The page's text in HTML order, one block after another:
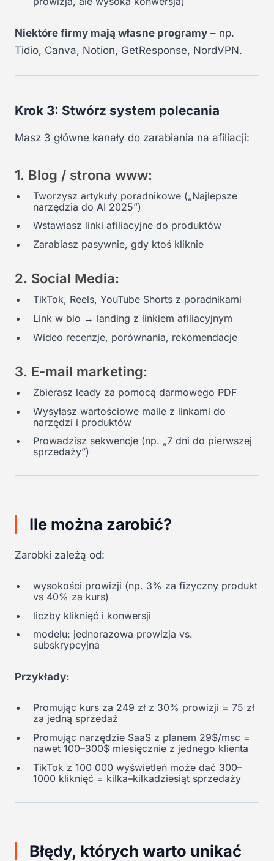
Niektóre firmy mają własne programy – np.
Tidio, Canva, Notion, GetResponse, NordVPN.
Krok 3: Stwórz system polecania
Masz 3 główne kanały do zarabiania na afiliacji:
1. Blog / strona www:
Tworzysz artykuły poradnikowe („Najlepsze
narzędzia do AI 2025”)
Wstawiasz linki afiliacyjne do produktów
Zarabiasz pasywnie, gdy ktoś kliknie
2. Social Media:
TikTok, Reels, YouTube Shorts z poradnikami
Link w bio → landing z linkiem afiliacyjnym
Wideo recenzje, porównania, rekomendacje
3. E-mail marketing:
Zbierasz leady za pomocą darmowego PDF
Wysyłasz wartościowe maile z linkami do
narzędzi i produktów
Prowadzisz sekwencje (np. „7 dni do pierwszej
sprzedaży”)
Ile można zarobić?
Zarobki zależą od:
wysokości prowizji (np. 3% za fizyczny produkt
vs 40% za kurs)
liczby kliknięć i konwersji
modelu: jednorazowa prowizja vs.
subskrypcyjna
Przykłady:
Promując kurs za 249 zł z 30% prowizji = 75 zł
za jedną sprzedaż
Promując narzędzie SaaS z planem 29$/msc =
nawet 100–300$ miesięcznie z jednego klienta
TikTok z 100 000 wyświetleń może dać 300–
1000 kliknięć = kilka–kilkadziesiąt sprzedaży
Błędy, których warto unikać